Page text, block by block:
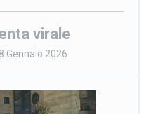
virale
8 Gennaio 2026